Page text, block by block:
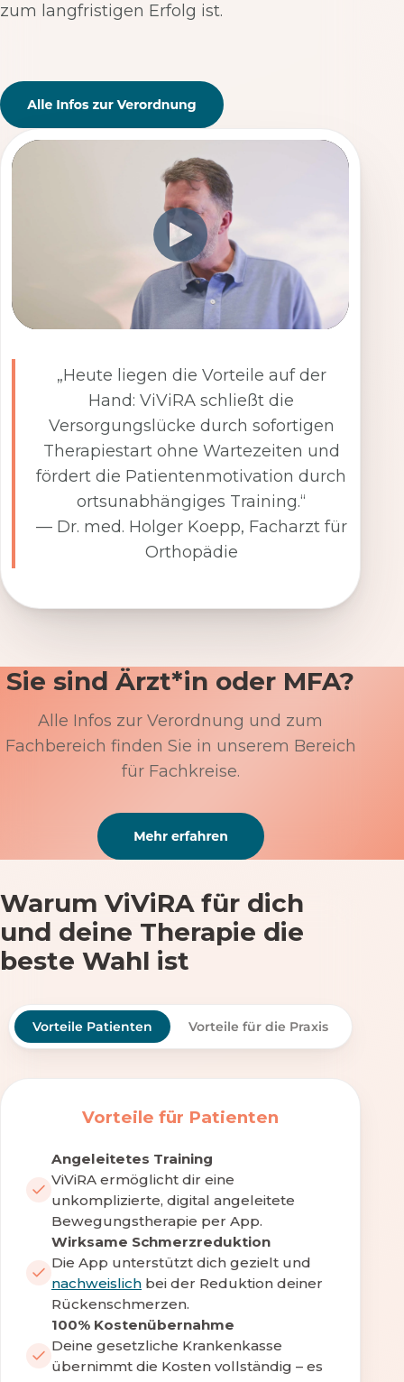
zum langfristigen Erfolg ist.
„Heute liegen die Vorteile auf der
Hand: ViViRA schließt die
Versorgungslücke durch sofortigen
Therapiestart ohne Wartezeiten und
fördert die Patientenmotivation durch
ortsunabhängiges Training.“
— Dr. med. Holger Koepp, Facharzt für
Orthopädie
Sie sind Ärzt*in oder MFA?
Alle Infos zur Verordnung und zum
Fachbereich finden Sie in unserem Bereich
für Fachkreise.
Warum ViViRA für dich
und deine Therapie die
beste Wahl ist
Vorteile Patienten Vorteile für die Praxis
Vorteile für Patienten
Angeleitetes Training
ViViRA ermöglicht dir eine
unkomplizierte, digital angeleitete
Bewegungstherapie per App.
Wirksame Schmerzreduktion
Die App unterstützt dich gezielt und
nachweislich bei der Reduktion deiner
Rückenschmerzen.
100% Kostenübernahme
Deine gesetzliche Krankenkasse
übernimmt die Kosten vollständig – es